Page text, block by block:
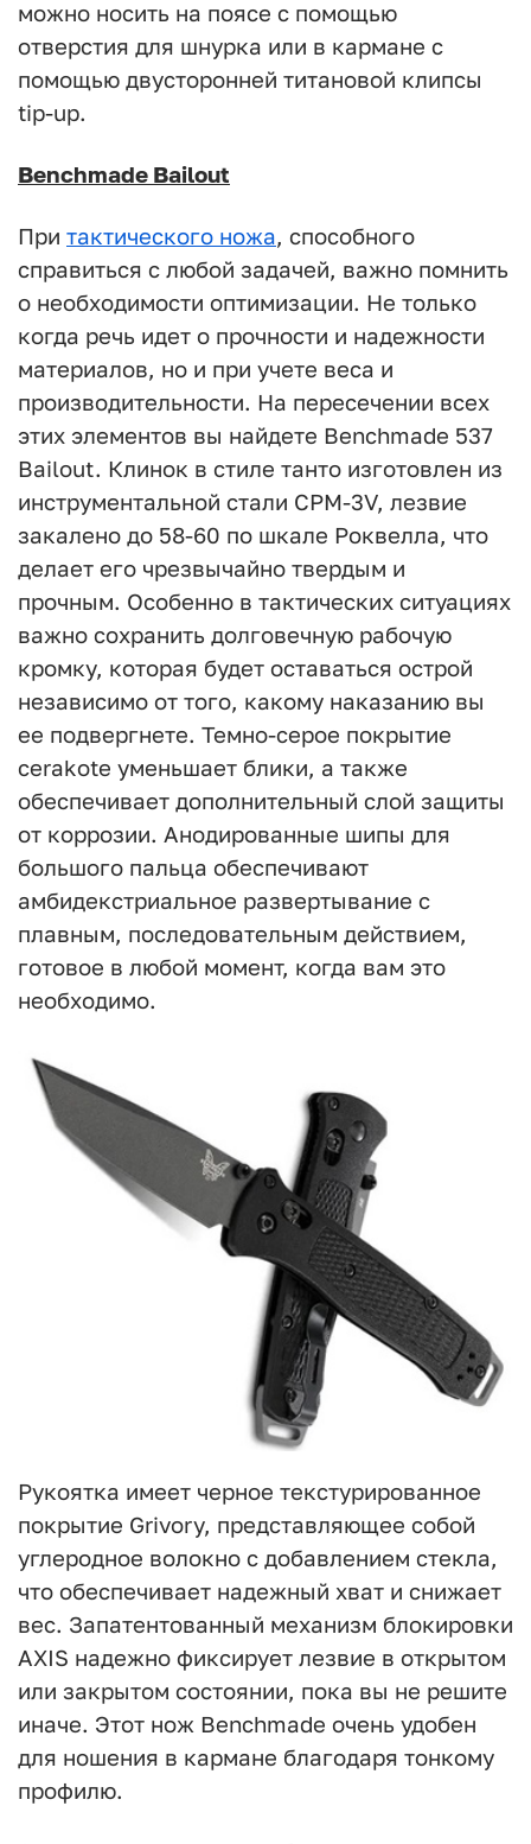
можно носить на поясе с помощью
отверстия для шнурка или в кармане с
помощью двусторонней титановой клипсы
tip-up.
Benchmade Bailout
При тактического ножа, способного
справиться с любой задачей, важно помнить
о необходимости оптимизации. Не только
когда речь идет о прочности и надежности
материалов, но и при учете веса и
производительности. На пересечении всех
этих элементов вы найдете Benchmade 537
Bailout. Клинок в стиле танто изготовлен из
инструментальной стали CPM-3V, лезвие
закалено до 58-60 по шкале Роквелла, что
делает его чрезвычайно твердым и
прочным. Особенно в тактических ситуациях
важно сохранить долговечную рабочую
кромку, которая будет оставаться острой
независимо от того, какому наказанию вы
ее подвергнете. Темно-серое покрытие
cerakote уменьшает блики, а также
обеспечивает дополнительный слой защиты
от коррозии. Анодированные шипы для
большого пальца обеспечивают
амбидекстриальное развертывание с
плавным, последовательным действием,
готовое в любой момент, когда вам это
необходимо.
Рукоятка имеет черное текстурированное
покрытие Grivory, представляющее собой
углеродное волокно с добавлением стекла,
что обеспечивает надежный хват и снижает
вес. Запатентованный механизм блокировки
AXIS надежно фиксирует лезвие в открытом
или закрытом состоянии, пока вы не решите
иначе. Этот нож Benchmade очень удобен
для ношения в кармане благодаря тонкому
профилю.